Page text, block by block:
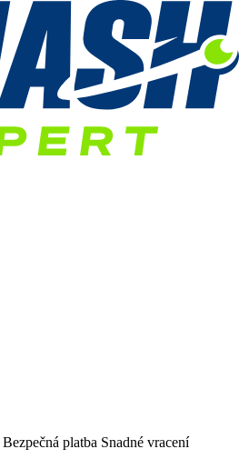
Bezpečná platba Snadné vracení